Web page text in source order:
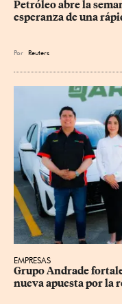
Petróleo abre la
esperanza de una
Por Reuters
EMPRESAS
Grupo Andrade
nueva apuesta por la